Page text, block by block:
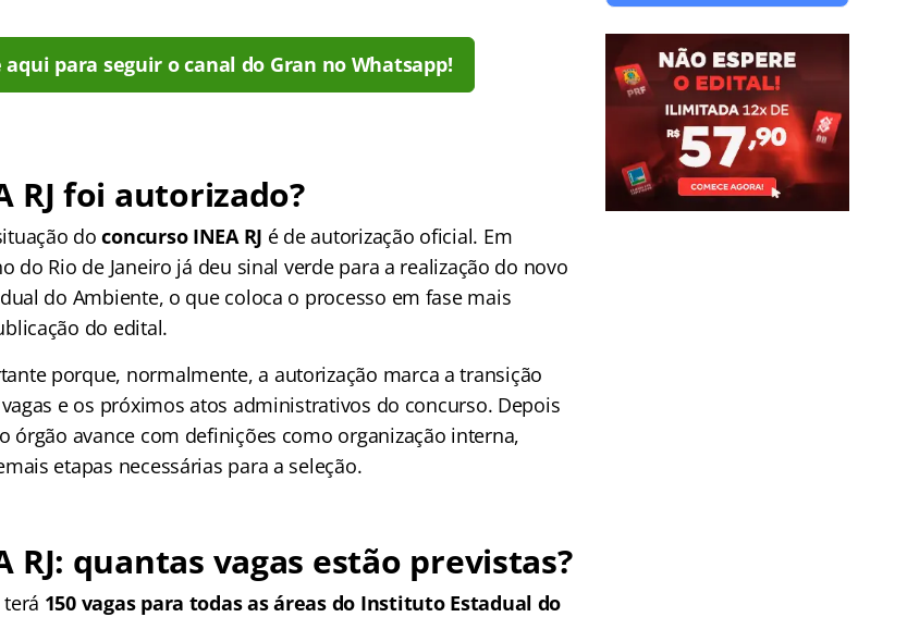
aqui para seguir o canal do Gran no Whatsapp!
RJ foi autorizado?
doconcurso INEA RJ é de autorização oficial. Em
do Rio de Janeiro já deu sinal verde para a realização do novo
do Ambiente, o que coloca o processo em fase mais
do edital.
porque, normalmente, a autorização marca a transição
e os próximos atos administrativos do concurso. Depois
órgão avance com definições como organização interna,
etapas necessárias para a seleção.
RJ: quantas vagas estão previstas?
terá 150 vagas para todas as áreas do Instituto Estadual do